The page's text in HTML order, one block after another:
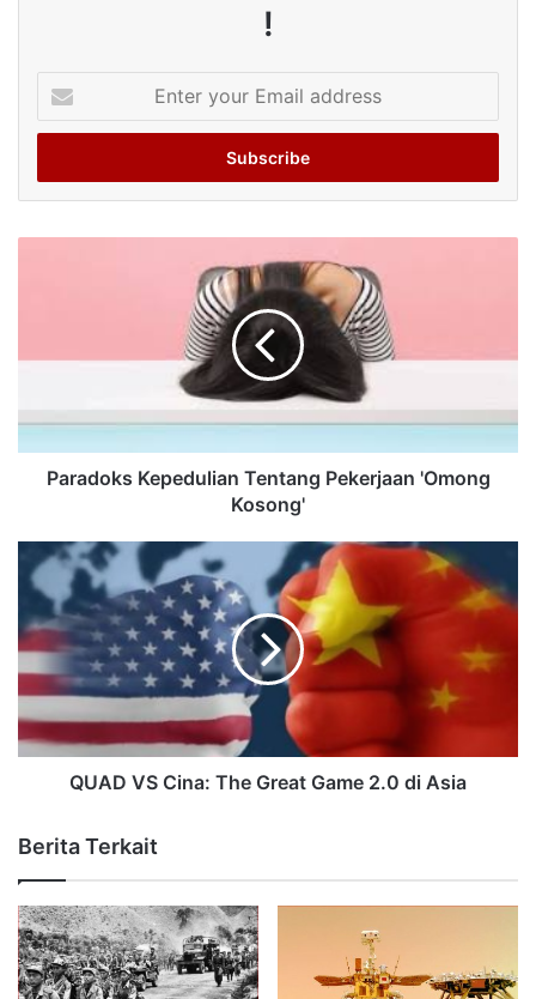
!
your
Email
Paradoks Kepedulian Tentang Pekerjaan 'Omong
Kosong'
QUAD VS Cina: The Great Game 2.0 di Asia
Berita Terkait